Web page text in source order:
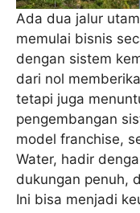
Ada dua jalur
memulai bisnis
dengan sistem
dari nol
tetapi juga
pengembangan
model franchise,
Water, hadir
dukungan penuh,
Ini bisa menjadi